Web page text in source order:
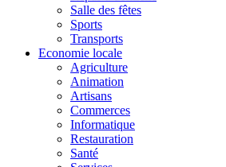
Salle des fêtes
Sports
Transports
Economie locale
Agriculture
Animation
Artisans
Commerces
Informatique
Restauration
Santé